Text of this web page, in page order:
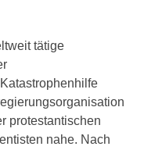
tätige
protestantischen
nahe. Nach